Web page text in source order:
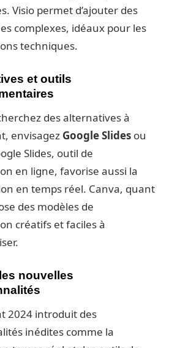
Visio permet d’ajouter des
complexes, idéaux pour les
techniques.
et outils
des alternatives à
envisagez Google Slides ou
Slides, outil de
en ligne, favorise aussi la
en temps réel. Canva, quant
des modèles de
créatifs et faciles à
nouvelles
2024 introduit des
inédites comme la